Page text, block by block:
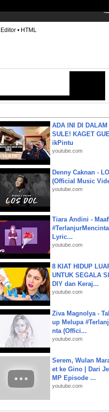
Editor • HTML
ADA INI DI DALAM
SULE! KAGET
ikPintu
youtube.com
Denny Caknan -
(Official Music
youtube.com
Tiara Andini -
Lyric...
youtube.com
8 KIAT HIDUP
UNTUK SEGALA
DIY dan Keraj...
youtube.com
Ziva Magnolya -
up Melupa
nta (Offici...
youtube.com
Serem, Wulan
et ke Gino | Dari
MP Episode ...
youtube.com